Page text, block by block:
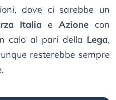
dove ci sarebbe un
Italia e Azione con
calo al pari della Lega,
resterebbe sempre